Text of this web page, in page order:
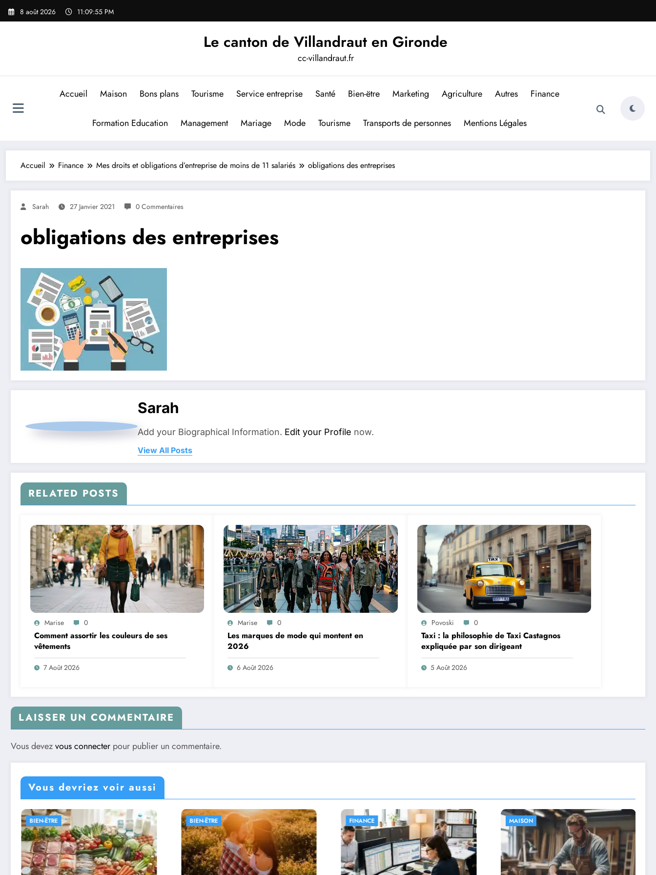
Aller
8 août 2026 11:09:56 PM
Le canton de Villandraut en Gironde
cc-villandraut.fr
Accueil Maison Bons plans Tourisme Service entreprise Santé Bien-ëtre Marketing Agriculture Autres Finance
Formation Education Management Mariage Mode Tourisme Transports de personnes Mentions Légales
Accueil Finance Mes droits et obligations d’entreprise de moins de 11 salariés obligations des entreprises
Sarah 27 Janvier 2021 0 Commentaires
obligations des entreprises
Sarah
Add your Biographical Information. Edit your Profile now.
View All Posts
RELATED POSTS
Marise 0
Comment assortir les couleurs de ses
vêtements
7 Août 2026
Marise 0
Les marques de mode qui montent en
2026
6 Août 2026
Povoski 0
Taxi : la philosophie de Taxi Castagnos
expliquée par son dirigeant
5 Août 2026
LAISSER UN COMMENTAIRE
Vous devezvous connecter pour publier un commentaire.
Vous devriez voir aussi
BIEN-ËTRE FINANCE MAISON FINANCE